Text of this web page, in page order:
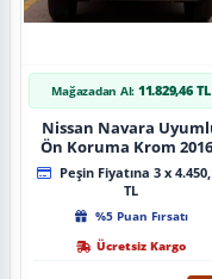
Mağazadan Al: 11.829,46 TL
Nissan Navara
Ön Koruma Krom
Pst14 Parça
Peşin Fiyatına 3 x
TL
%5 Puan Fırsatı
Ücretsiz Kargo